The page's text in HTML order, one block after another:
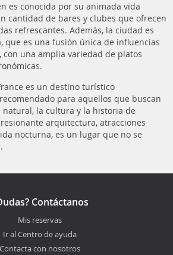
es conocida por su animada vida
cantidad de bares y clubes que ofrecen
refrescantes. Además, la ciudad es
que es una fusión única de influencias
con una amplia variedad de platos
es un destino turístico
para aquellos que buscan
la cultura y la historia de
arquitectura, atracciones
nocturna, es un lugar que no se
Contáctanos
Mis reservas
Ir al Centro de ayuda
Contacta con nosotros